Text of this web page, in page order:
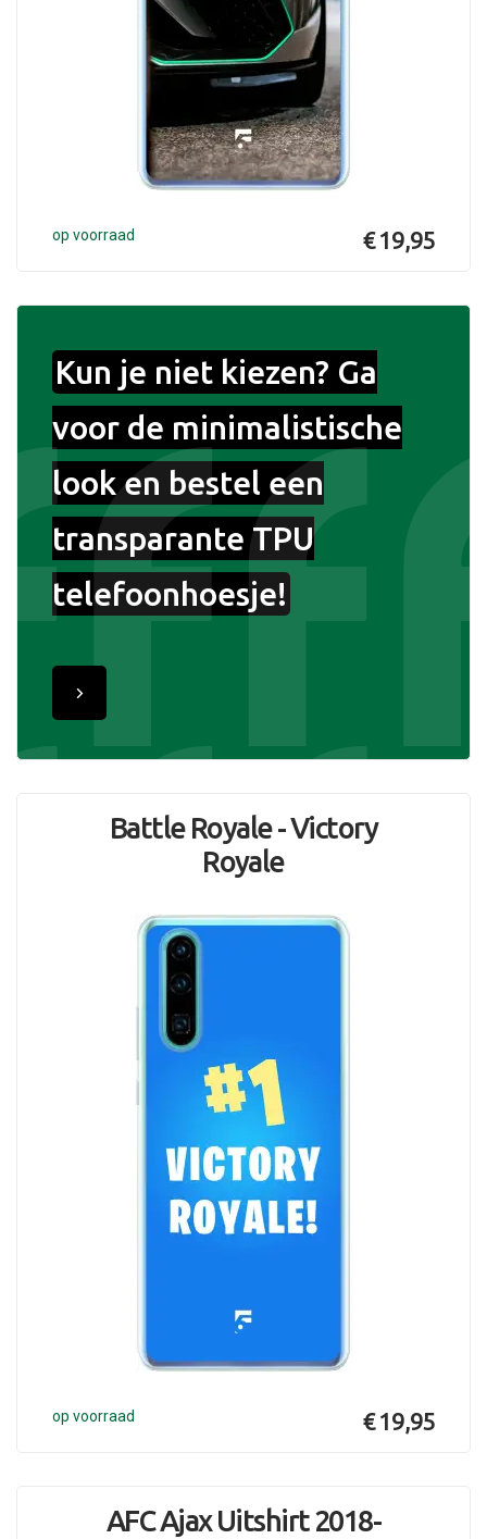
op voorraad € 19,95
Kun je niet kiezen? Ga
voor de minimalistische
look en bestel een
transparante TPU
telefoonhoesje!
Battle Royale - Victory
Royale
op voorraad € 19,95
AFC Ajax Uitshirt 2018-